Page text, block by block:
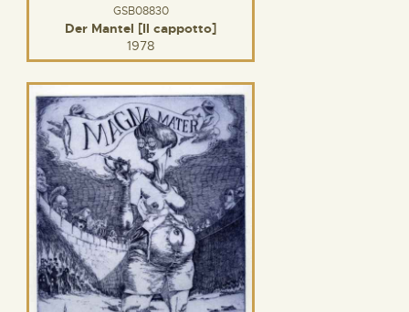
GSB08830
Der Mantel [Il cappotto]
1978